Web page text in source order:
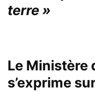
terre »
Le Ministère
s’exprime